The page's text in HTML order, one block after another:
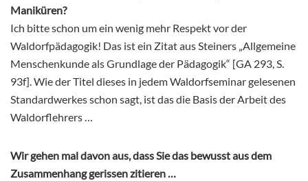
Maniküren?
Ich bitte schon um ein wenig mehr Respekt vor der
Waldorfpädagogik! Das ist ein Zitat aus Steiners „Allgemeine
Menschenkunde als Grundlage der Pädagogik“ [GA 293, S.
93f]. Wie der Titel dieses in jedem Waldorfseminar gelesenen
Standardwerkes schon sagt, ist das die Basis der Arbeit des
Waldorflehrers …
Wir gehen mal davon aus, dass Sie das bewusst aus dem
Zusammenhang gerissen zitieren …